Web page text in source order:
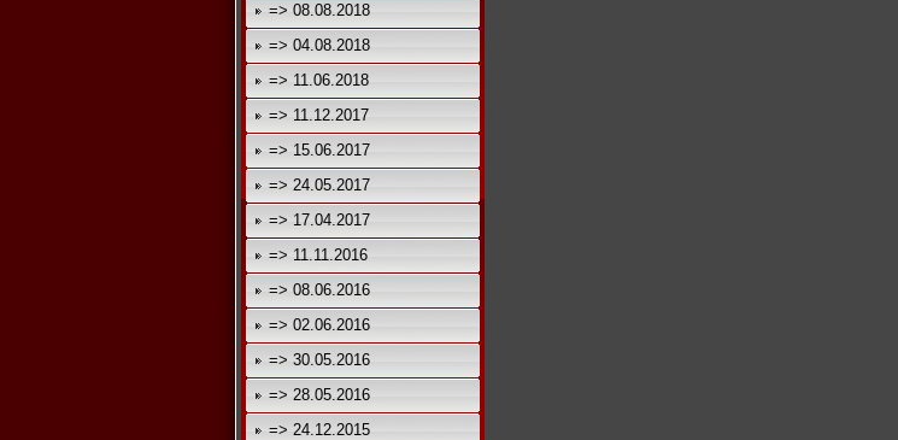
=> 08.08.2018
=> 04.08.2018
=> 11.06.2018
=> 11.12.2017
=> 15.06.2017
=> 24.05.2017
=> 17.04.2017
=> 11.11.2016
=> 08.06.2016
=> 02.06.2016
=> 30.05.2016
=> 28.05.2016
=> 24.12.2015